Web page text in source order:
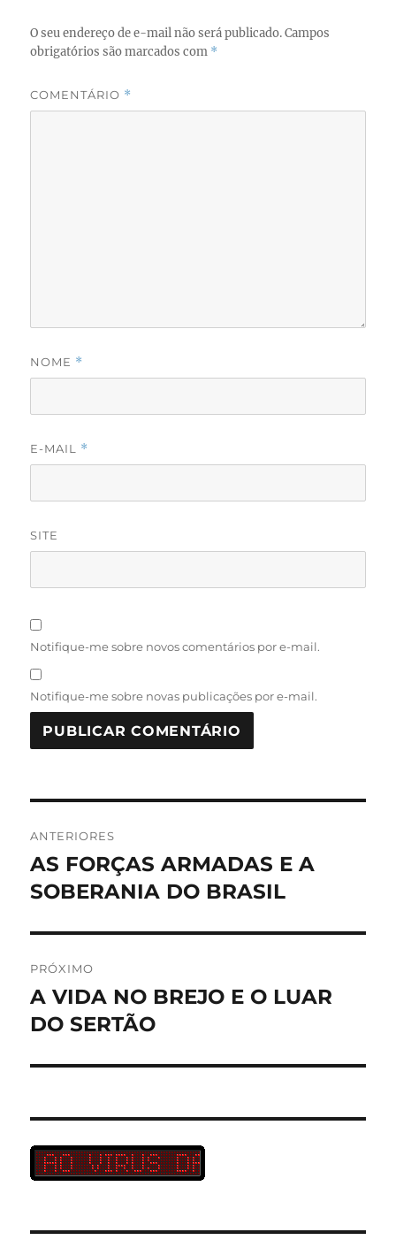
O seu endereço de e-mail não será publicado. Campos
obrigatórios são marcados com *
COMENTÁRIO *
NOME *
E-MAIL *
SITE
Notifique-me sobre novos comentários por e-mail.
Notifique-me sobre novas publicações por e-mail.
de
Post
ANTERIORES
Post
anterior:
AS FORÇAS ARMADAS E A
SOBERANIA DO BRASIL
PRÓXIMO
Próximo
post:
A VIDA NO BREJO E O LUAR
DO SERTÃO